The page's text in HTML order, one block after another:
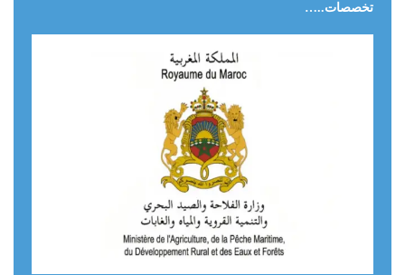
تخصصات..…